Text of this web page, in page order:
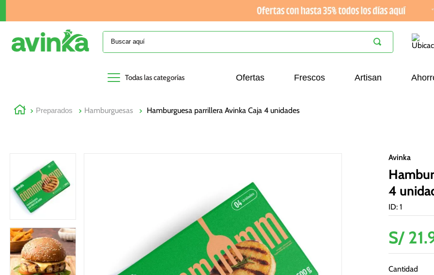
Buscar aquí
Todas las categorías Ofertas Frescos Artisan
Preparados Hamburguesas Hamburguesa parrillera Avinka Caja 4 unidades
Avinka
4
ID:1
S/ 21.
Cantidad